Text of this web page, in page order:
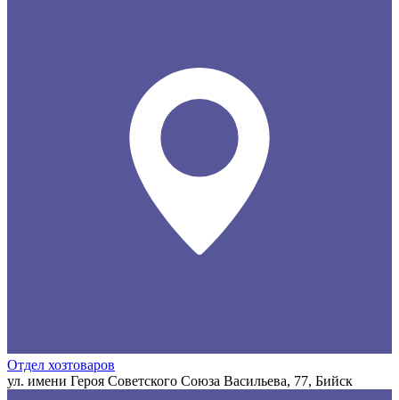
Отдел хозтоваров
ул. имени Героя Советского Союза Васильева, 77, Бийск